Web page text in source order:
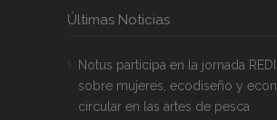
Últimas Noticias
Notus participa en la jornada
sobre mujeres, ecodiseño y
circular en las artes de pesca